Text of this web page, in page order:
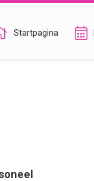
Startpagina